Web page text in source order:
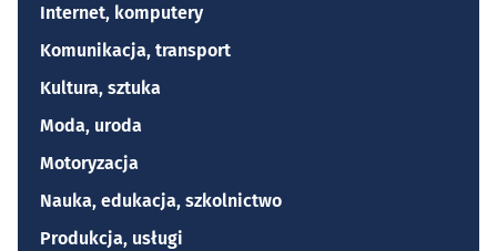
Internet, komputery
Komunikacja, transport
Kultura, sztuka
Moda, uroda
Motoryzacja
Nauka, edukacja, szkolnictwo
Produkcja, usługi